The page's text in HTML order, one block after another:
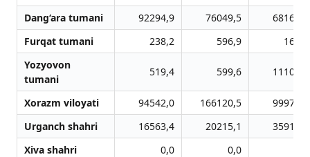
Dang‘ara tumani
92294,9 76049,5
68162,4
Furqat tumani
238,2 596,9
169,2
Yozyovon
tumani
519,4 599,6 11109,0
Xorazm viloyati 94542,0 166120,5
99975,2
Urganch shahri
16563,4 20215,1
35911,8
Xiva shahri
0,0 0,0